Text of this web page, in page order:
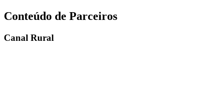
Conteúdo de Parceiros
Canal Rural